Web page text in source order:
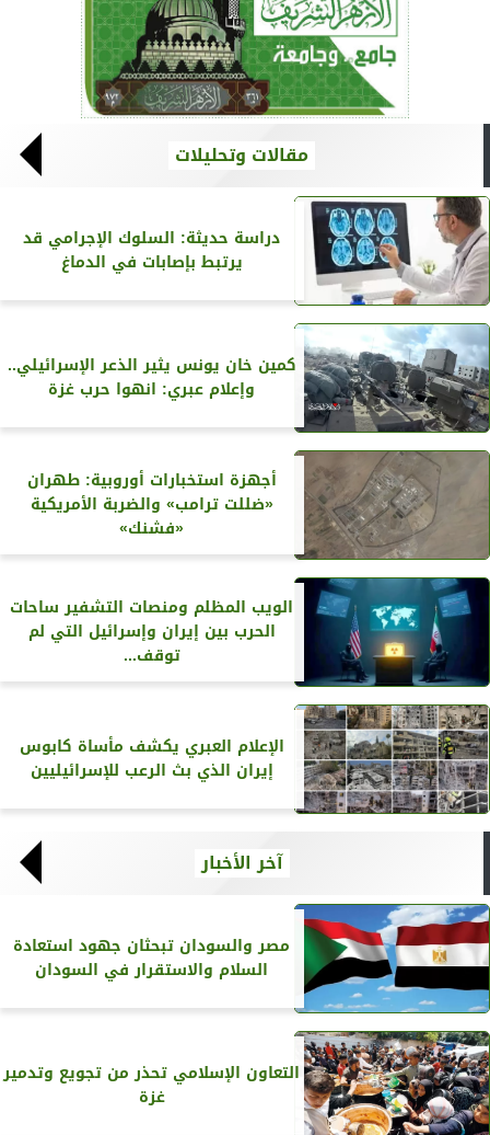
مقالات وتحليلات
دراسة حديثة: السلوك الإجرامي قد
يرتبط بإصابات في الدماغ
كمين خان يونس يثير الذعر الإسرائيلي..
وإعلام عبري: انهوا حرب غزة
أجهزة استخبارات أوروبية: طهران
«ضللت ترامب» والضربة الأمريكية
«فشنك»
الويب المظلم ومنصات التشفير ساحات
الحرب بين إيران وإسرائيل التي لم
توقف...
الإعلام العبري يكشف مأساة كابوس
إيران الذي بث الرعب للإسرائيليين
آخر الأخبار
مصر والسودان تبحثان جهود استعادة
السلام والاستقرار في السودان
التعاون الإسلامي تحذر من تجويع وتدمير
غزة